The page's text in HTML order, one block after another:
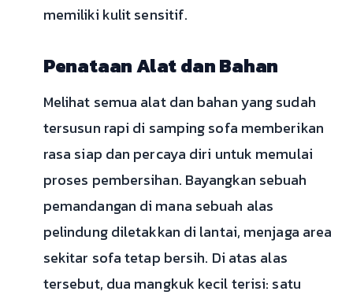
memiliki kulit sensitif.
Penataan Alat dan Bahan
Melihat semua alat dan bahan yang sudah
tersusun rapi di samping sofa memberikan
rasa siap dan percaya diri untuk memulai
proses pembersihan. Bayangkan sebuah
pemandangan di mana sebuah alas
pelindung diletakkan di lantai, menjaga area
sekitar sofa tetap bersih. Di atas alas
tersebut, dua mangkuk kecil terisi: satu